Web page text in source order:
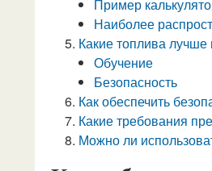
Пример
Наиболее
Какие топлива лучше
Обучение
Безопасность
Как обеспечить
Какие требования
Можно ли